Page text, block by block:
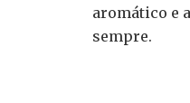
aromático e
sempre.